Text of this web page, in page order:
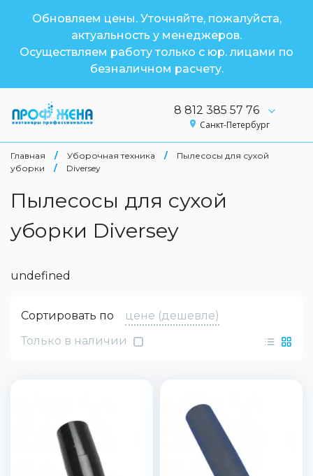
Обновляем цены. Уточняйте, пожалуйста,
актуальность у менеджеров.
Осуществляем работу только с юр. лицами по
безналичном расчету.
8 812 385 57 76
Санкт-Петербург
Главная / Уборочная техника /
Пылесосы для сухой
уборки
/ Diversey
Пылесосы для сухой
уборки Diversey
undefined
Сортировать по
цене (дешевле)
Только в наличии